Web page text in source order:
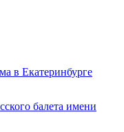
в Екатеринбурге
балета имени